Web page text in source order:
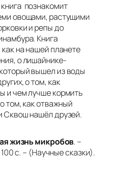
познакомит
овощами, растущими
и репы до
Книга
на нашей планете
о лишайнике-
вышел из воды
о том, как
и чем лучше кормить
том, как отважный
Сквош нашёл друзей.
жизнь микробов. –
с. – (Научные сказки).